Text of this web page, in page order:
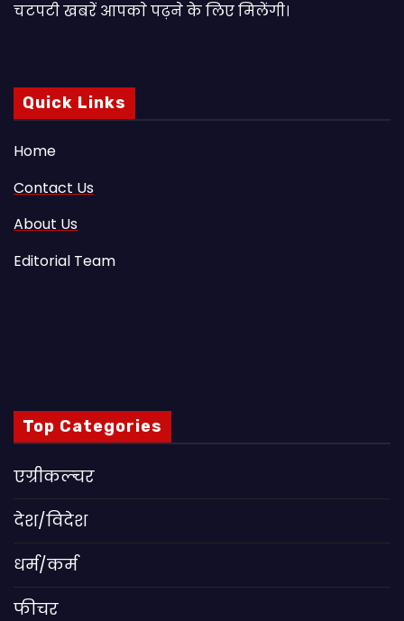
चटपटी खबरें आपकाे पढ़ने के लिए मिलेंगी।
Quick Links
Home
Contact Us
About Us
Editorial Team
Top Categories
एग्रीकल्चर
देश/विदेश
धर्म/कर्म
फीचर